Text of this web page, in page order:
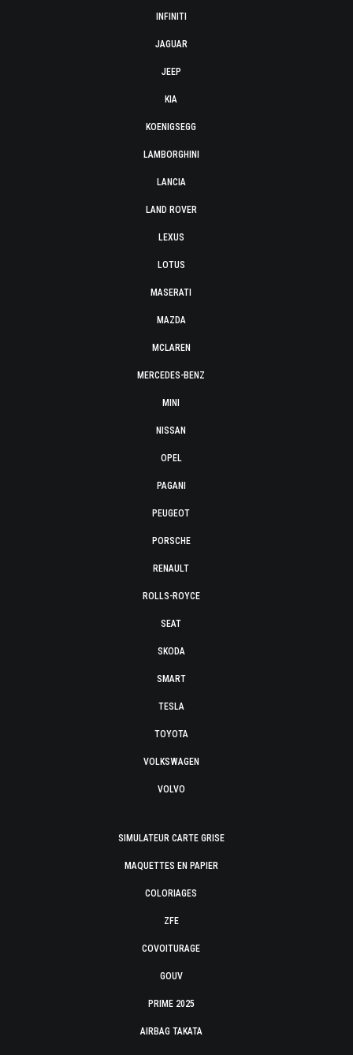
INFINITI
JAGUAR
JEEP
KIA
KOENIGSEGG
LAMBORGHINI
LANCIA
LAND ROVER
LEXUS
LOTUS
MASERATI
MAZDA
MCLAREN
MERCEDES-BENZ
MINI
NISSAN
OPEL
PAGANI
PEUGEOT
PORSCHE
RENAULT
ROLLS-ROYCE
SEAT
SKODA
SMART
TESLA
TOYOTA
VOLKSWAGEN
VOLVO
SIMULATEUR CARTE GRISE
MAQUETTES EN PAPIER
COLORIAGES
ZFE
COVOITURAGE
GOUV
PRIME 2025
AIRBAG TAKATA